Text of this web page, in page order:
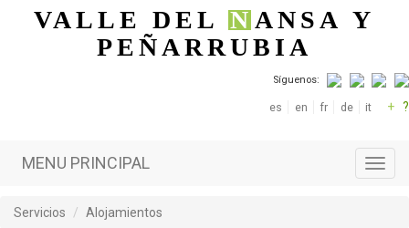
Pasar al contenido principal
VALLE DELNANSA Y
PEÑARRUBIA
Síguenos:
es en fr de it + ?
MENU PRINCIPAL
Servicios Alojamientos